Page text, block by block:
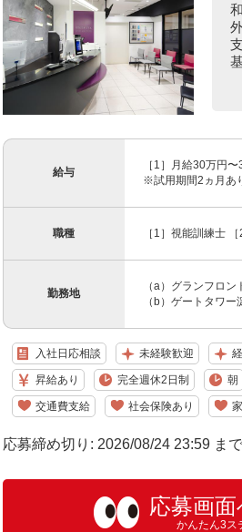
給与
［1］月給30万円
※試用期間2ヵ月あ
職種 ［1］視能訓練士
勤務地
（a）グランフロ
（b）ゲートタワ
入社日応相談 未経験歓迎
昇給あり 完全週休2日制 朝
交通費支給 社会保険あり
応募締め切り: 2026/08/24 23:59 まで
応募画
かんたん3ス